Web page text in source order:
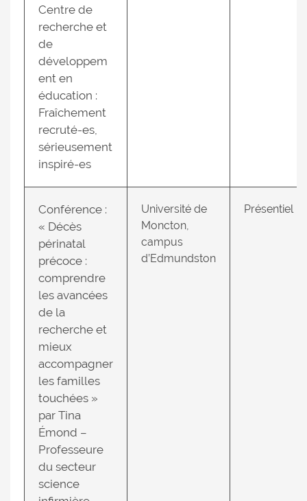
Centre de
recherche et
de
développem
ent en
éducation :
Fraîchement
recruté-es,
sérieusement
inspiré-es
Conférence :
« Décès
périnatal
précoce :
comprendre
les avancées
de la
recherche et
mieux
accompagner
les familles
touchées »
par Tina
Émond –
Professeure
du secteur
science
Université de
Moncton,
campus
d’Edmundston
Présentiel